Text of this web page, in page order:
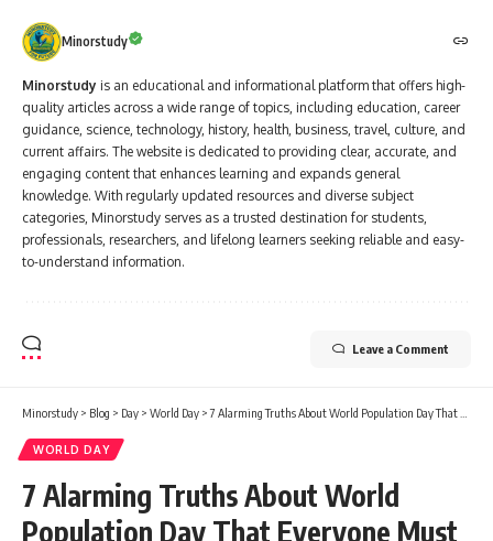
Minorstudy
Minorstudy is an educational and informational platform that offers high-
quality articles across a wide range of topics, including education, career
guidance, science, technology, history, health, business, travel, culture, and
current affairs. The website is dedicated to providing clear, accurate, and
engaging content that enhances learning and expands general
knowledge. With regularly updated resources and diverse subject
categories, Minorstudy serves as a trusted destination for students,
professionals, researchers, and lifelong learners seeking reliable and easy-
to-understand information.
Leave a Comment
Minorstudy > Blog > Day > World Day >7 Alarming Truths About World Population Day That Everyone Must Know
WORLD DAY
7 Alarming Truths About World
Population Day That Everyone Must